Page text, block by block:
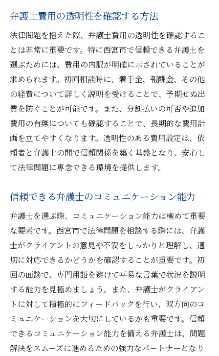
弁護士費用の透明性を確認する方法
法律問題を抱えた際、弁護士費用の透明性を確認するこ
とは非常に重要です。特に西宮市で信頼できる弁護士を
選ぶためには、費用の内訳が明確に示されていることが
求められます。初回相談時に、着手金、報酬金、その他
の経費について詳しく説明を受けることで、予期せぬ出
費を防ぐことが可能です。また、分割払いの可否や追加
費用の有無についても確認することで、長期的な費用計
画を立てやすくなります。透明性のある費用設定は、依
頼者と弁護士の間で信頼関係を築く基盤となり、安心し
て法律問題に専念できる環境を提供します。
信頼できる弁護士のコミュニケーション能力
弁護士を選ぶ際、コミュニケーション能力は極めて重要
な要素です。西宮市で法律問題を相談する際には、弁護
士がクライアントの意見や不安をしっかりと理解し、適
切に対応できるかどうかを確認することが重要です。初
回の面談で、専門用語を避けて平易な言葉で状況を説明
する能力を見極めましょう。また、弁護士がクライアン
トに対して積極的にフィードバックを行い、双方向のコ
ミュニケーションを大切にしているかも重要です。信頼
できるコミュニケーション能力を備える弁護士は、問題
解決をスムーズに進めるための強力なパートナーとなり